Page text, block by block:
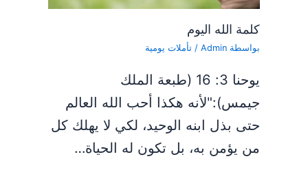
كلمة الله اليوم
بواسطة Admin
/تأملات يومية
يوحنا 3: 16 (طبعة الملك
جيمس):"لأنه هكذا أحب الله العالم
حتى بذل ابنه الوحيد، لكي لا يهلك كل
من يؤمن به، بل تكون له الحياة…